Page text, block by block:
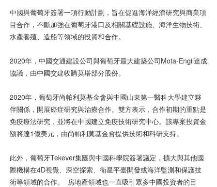
中國與葡萄牙簽署一項行動計劃，旨在促進海洋經濟研究與商業項
目合作，不斷加強在葡萄牙港口及相關基礎設施、海洋生物技術、
水產養殖、造船等領域的投資和合作。
2020年，中國交通建設公司與葡萄牙最大建築公司Mota-Engil達成
協議，由中國交建收購莫塔部分股份。
2020年，葡萄牙尚帕利莫基金會與中國山東第一醫科大學建立夥
伴關係，開展癌症研究與治療合作。雙方表示，合作初期的重點是
免疫療法研究，並將在中國建立免疫技術研究中心。該專案投資金
額將達1億美元，由尚帕利莫基金會提供技術和科研支持。
此外，葡萄牙Tekever集團與中國科學院簽署議定，擴大與其他國
際機構在4D視覺、深空探索、衛星平臺開發或海洋監測和保護技
術等領域的合作。 房地產領域也一直吸引眾多中國投資者的目